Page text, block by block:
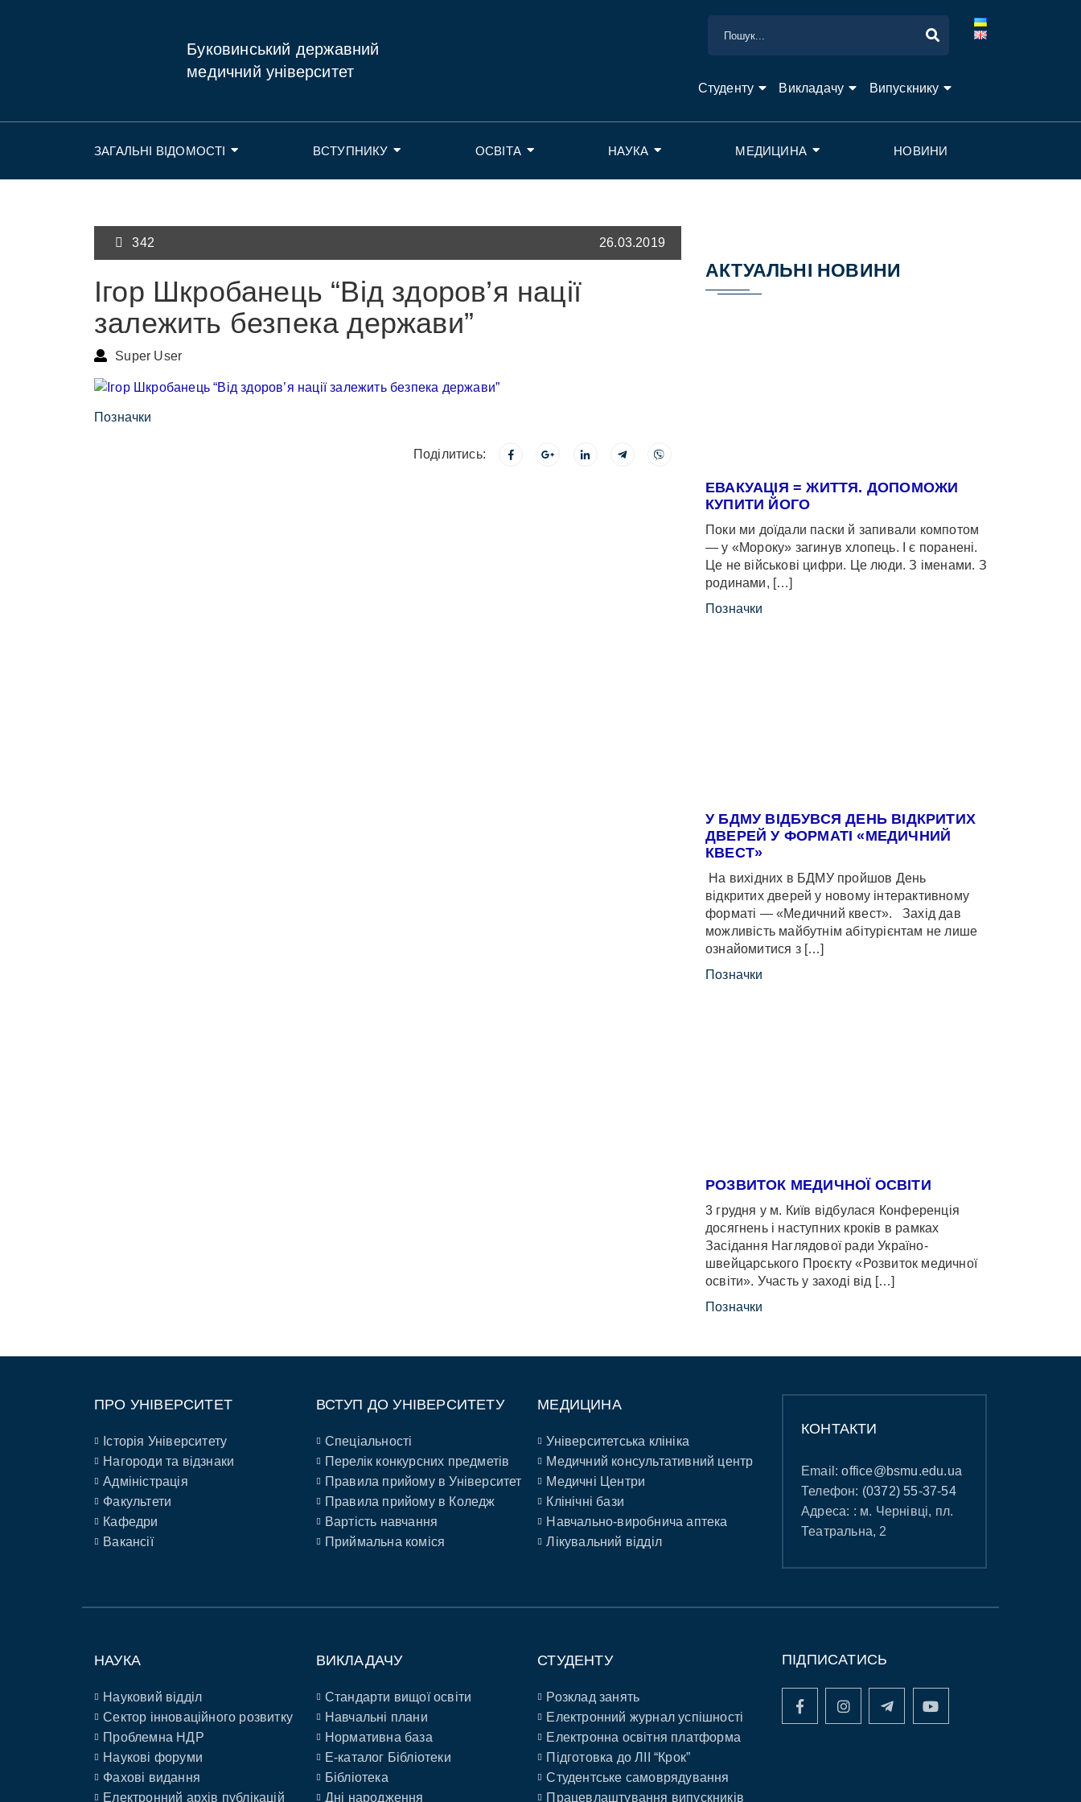
Буковинський державний
медичний університет
Студенту Викладачу Випускнику
ЗАГАЛЬНІ ВІДОМОСТІ ВСТУПНИКУ ОСВІТА НАУКА МЕДИЦИНА НОВИНИ
342 26.03.2019
Ігор Шкробанець “Від здоров’я нації
залежить безпека держави”
Super User
Позначки
Поділитись:
АКТУАЛЬНІ НОВИНИ
ЕВАКУАЦІЯ = ЖИТТЯ. ДОПОМОЖИ
КУПИТИ ЙОГО
Поки ми доїдали паски й запивали компотом
— у «Мороку» загинув хлопець. І є поранені.
Це не військові цифри. Це люди. З іменами. З
родинами, […]
Позначки
У БДМУ ВІДБУВСЯ ДЕНЬ ВІДКРИТИХ
ДВЕРЕЙ У ФОРМАТІ «МЕДИЧНИЙ
КВЕСТ»
На вихідних в БДМУ пройшов День
відкритих дверей у новому інтерактивному
форматі — «Медичний квест». Захід дав
можливість майбутнім абітурієнтам не лише
ознайомитися з […]
Позначки
РОЗВИТОК МЕДИЧНОЇ ОСВІТИ
3 грудня у м. Київ відбулася Конференція
досягнень і наступних кроків в рамках
Засідання Наглядової ради Україно-
швейцарського Проєкту «Розвиток медичної
освіти». Участь у заході від […]
Позначки
ПРО УНІВЕРСИТЕТ
Історія Університету
Нагороди та відзнаки
Адміністрація
Факультети
Кафедри
Вакансії
ВСТУП ДО УНІВЕРСИТЕТУ
Спеціальності
Перелік конкурсних предметів
Правила прийому в Університет
Правила прийому в Коледж
Вартість навчання
Приймальна коміся
МЕДИЦИНА
Університетська клініка
Медичний консультативний центр
Медичні Центри
Клінічні бази
Навчально-виробнича аптека
Лікувальний відділ
КОНТАКТИ
Email:office@bsmu.edu.ua
Телефон: (0372) 55-37-54
Адреса: : м. Чернівці, пл.
Театральна, 2
НАУКА
Науковий відділ
Сектор інноваційного розвитку
Проблемна НДР
Наукові форуми
Фахові видання
Електронний архів публікацій
ВИКЛАДАЧУ
Стандарти вищої освіти
Навчальні плани
Нормативна база
E-каталог Бібліотеки
Бібліотека
Дні народження
СТУДЕНТУ
Розклад занять
Електронний журнал успішності
Електронна освітня платформа
Підготовка до ЛІІ “Крок”
Студентське самоврядування
Працевлаштування випускників
ПІДПИСАТИСЬ